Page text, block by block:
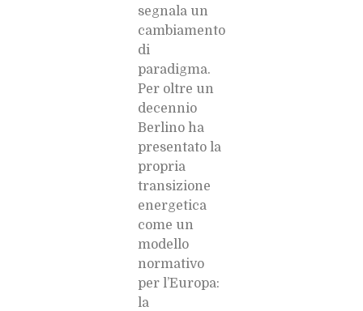
segnala un
cambiamento
di
paradigma.
Per oltre un
decennio
Berlino ha
presentato la
propria
transizione
energetica
come un
modello
normativo
per l’Europa:
la